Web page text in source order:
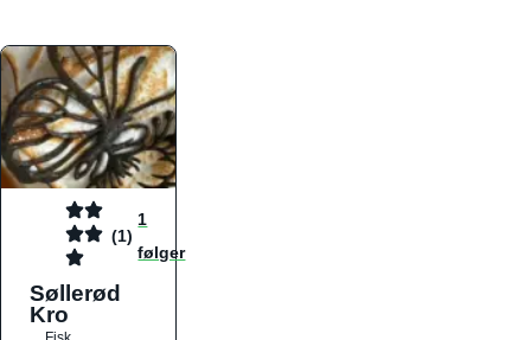
(1)
1
følger
Søllerød
Kro